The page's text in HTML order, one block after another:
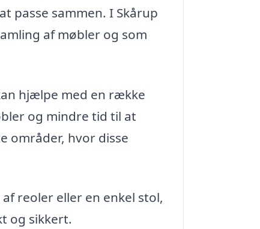
passe sammen. I Skårup
af møbler og som
hjælpe med en række
og mindre tid til at
områder, hvor disse
reoler eller en enkel stol,
og sikkert.